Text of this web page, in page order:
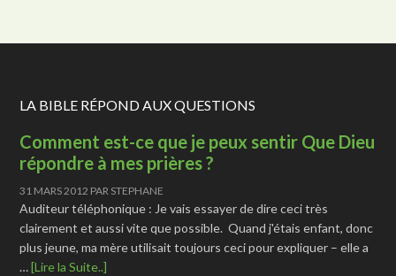
LA BIBLE RÉPOND AUX QUESTIONS
Comment est-ce que je peux sentir Que Dieu
répondre à mes prières ?
31 MARS 2012 PAR STEPHANE
Auditeur téléphonique : Je vais essayer de dire ceci très
clairement et aussi vite que possible. Quand j'étais enfant, donc
plus jeune, ma mère utilisait toujours ceci pour expliquer – elle a
…[Lire la Suite..]